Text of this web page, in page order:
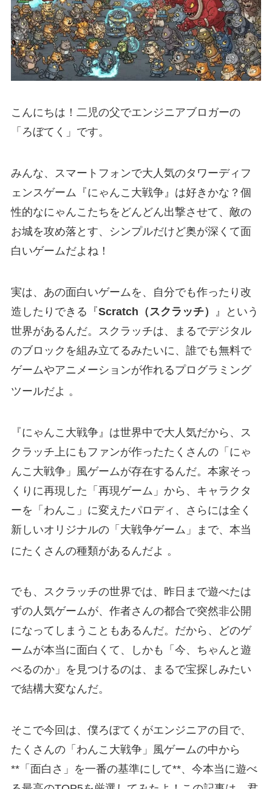
こんにちは！二児の父でエンジニアブロガーの
「ろぼてく」です。
みんな、スマートフォンで大人気のタワーディフ
ェンスゲーム『にゃんこ大戦争』は好きかな？個
性的なにゃんこたちをどんどん出撃させて、敵の
お城を攻め落とす、シンプルだけど奥が深くて面
白いゲームだよね！
実は、あの面白いゲームを、自分でも作ったり改
造したりできる『Scratch（スクラッチ）
』という
世界があるんだ。スクラッチは、まるでデジタル
のブロックを組み立てるみたいに、誰でも無料で
ゲームやアニメーションが作れるプログラミング
ツールだよ 。
『にゃんこ大戦争』は世界中で大人気だから、ス
クラッチ上にもファンが作ったたくさんの「にゃ
んこ大戦争」風ゲームが存在するんだ。本家そっ
くりに再現した「再現ゲーム」から、キャラクタ
ーを「わんこ」に変えたパロディ、さらには全く
新しいオリジナルの「大戦争ゲーム」まで、本当
にたくさんの種類があるんだよ 。
でも、スクラッチの世界では、昨日まで遊べたは
ずの人気ゲームが、作者さんの都合で突然非公開
になってしまうこともあるんだ。だから、どのゲ
ームが本当に面白くて、しかも「今、ちゃんと遊
べるのか」を見つけるのは、まるで宝探しみたい
で結構大変なんだ。
そこで今回は、僕ろぼてくがエンジニアの目で、
たくさんの「わんこ大戦争」風ゲームの中から
**「面白さ」を一番の基準にして**、今本当に遊べ